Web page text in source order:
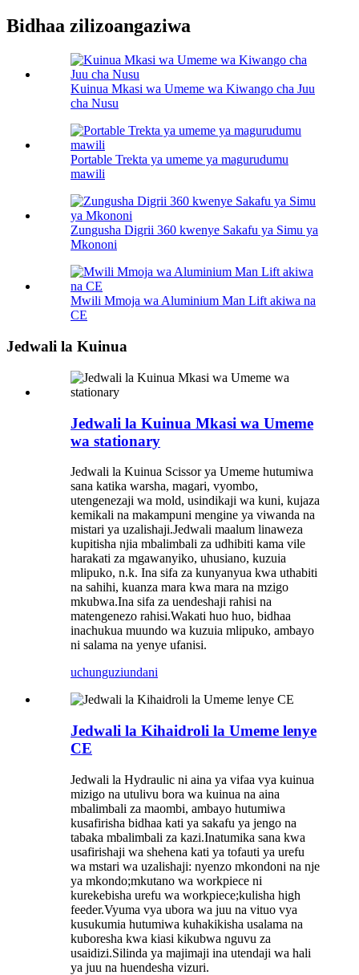
Bidhaa zilizoangaziwa
Kuinua Mkasi wa Umeme wa Kiwango cha Juu
cha Nusu
Portable Trekta ya umeme ya magurudumu
mawili
Zungusha Digrii 360 kwenye Sakafu ya Simu ya
Mkononi
Mwili Mmoja wa Aluminium Man Lift akiwa na
CE
Jedwali la Kuinua
Jedwali la Kuinua Mkasi wa Umeme
wa stationary
Jedwali la Kuinua Scissor ya Umeme hutumiwa
sana katika warsha, magari, vyombo,
utengenezaji wa mold, usindikaji wa kuni, kujaza
kemikali na makampuni mengine ya viwanda na
mistari ya uzalishaji.Jedwali maalum linaweza
kupitisha njia mbalimbali za udhibiti kama vile
harakati za mgawanyiko, uhusiano, kuzuia
mlipuko, n.k. Ina sifa za kunyanyua kwa uthabiti
na sahihi, kuanza mara kwa mara na mzigo
mkubwa.Ina sifa za uendeshaji rahisi na
matengenezo rahisi.Wakati huo huo, bidhaa
inachukua muundo wa kuzuia mlipuko, ambayo
ni salama na yenye ufanisi.
uchunguziundani
Jedwali la Kihaidroli la Umeme lenye
CE
Jedwali la Hydraulic ni aina ya vifaa vya kuinua
mizigo na utulivu bora wa kuinua na aina
mbalimbali za maombi, ambayo hutumiwa
kusafirisha bidhaa kati ya sakafu ya jengo na
tabaka mbalimbali za kazi.Inatumika sana kwa
usafirishaji wa shehena kati ya tofauti ya urefu
wa mstari wa uzalishaji: nyenzo mkondoni na nje
ya mkondo;mkutano wa workpiece ni
kurekebisha urefu wa workpiece;kulisha high
feeder.Vyuma vya ubora wa juu na vituo vya
kusukumia hutumiwa kuhakikisha usalama na
kuboresha kwa kiasi kikubwa nguvu za
usaidizi.Silinda ya majimaji ina utendaji wa hali
ya juu na huendesha vizuri.